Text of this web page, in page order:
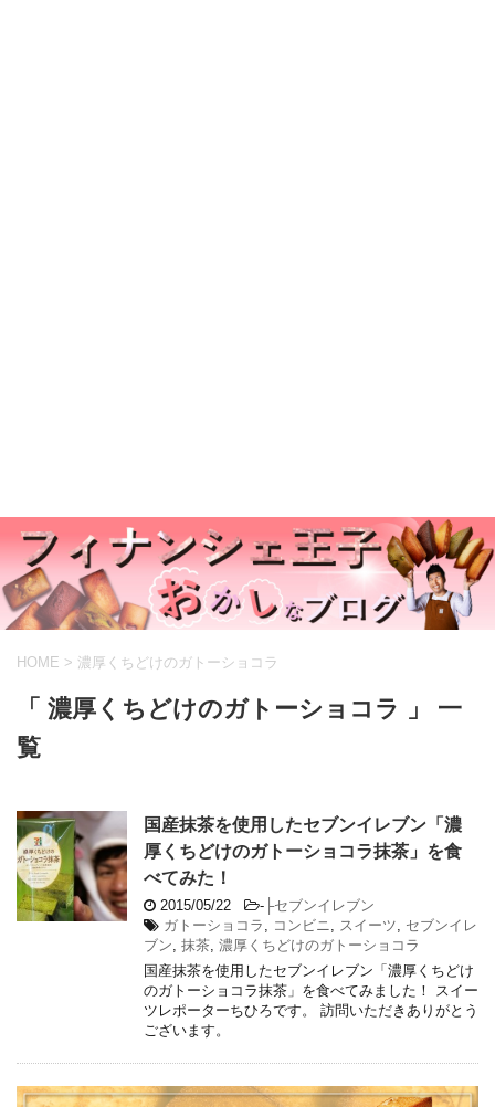
HOME > 濃厚くちどけのガトーショコラ
「 濃厚くちどけのガトーショコラ 」 一
覧
国産抹茶を使用したセブンイレブン「濃
厚くちどけのガトーショコラ抹茶」を食
べてみた！
2015/05/22 - ├セブンイレブン
ガトーショコラ
コンビニ スイーツ
セブンイレ
ブン 抹茶 濃厚くちどけのガトーショコラ
国産抹茶を使用したセブンイレブン「濃厚くちどけ
のガトーショコラ抹茶」を食べてみました！ スイー
ツレポーターちひろです。 訪問いただきありがとう
ございます。